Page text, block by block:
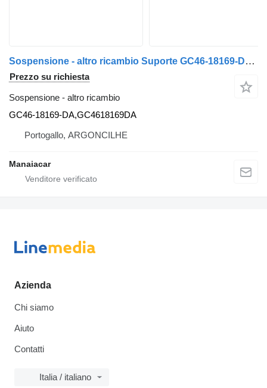
Sospensione - altro ricambio Suporte GC46-18169-DA per trattore stradale Ford F-MAX
Prezzo su richiesta
Sospensione - altro ricambio
GC46-18169-DA,GC4618169DA
Portogallo, ARGONCILHE
Manaiacar
Azienda
Chi siamo
Aiuto
Contatti
Italia / italiano